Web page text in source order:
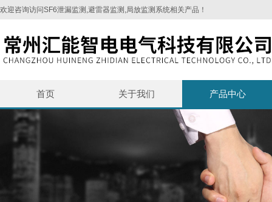
欢迎咨询访问SF6泄漏监测,避雷器监测,局放监测系统相关产品！
首页 关于我们 产品中心